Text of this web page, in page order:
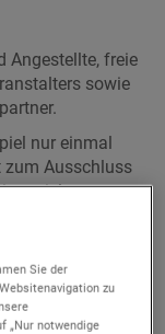
Angestellte, freie
sowie
nur einmal
zum Ausschluss
die sich
Weise
oder gegen
Der Veranstalter
Sie der
zu
„Nur notwendige